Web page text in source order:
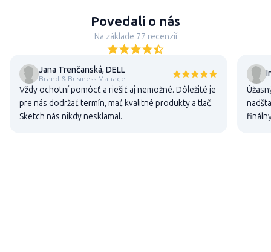
Povedali o nás
Na základe 77 recenzií
Jana Trenčanská, DELL
Brand & Business Manager
Vždy ochotní pomôcť a riešiť aj nemožné. Dôležité je
pre nás dodržať termín, mať kvalitné produkty a tlač.
Sketch nás nikdy nesklamal.